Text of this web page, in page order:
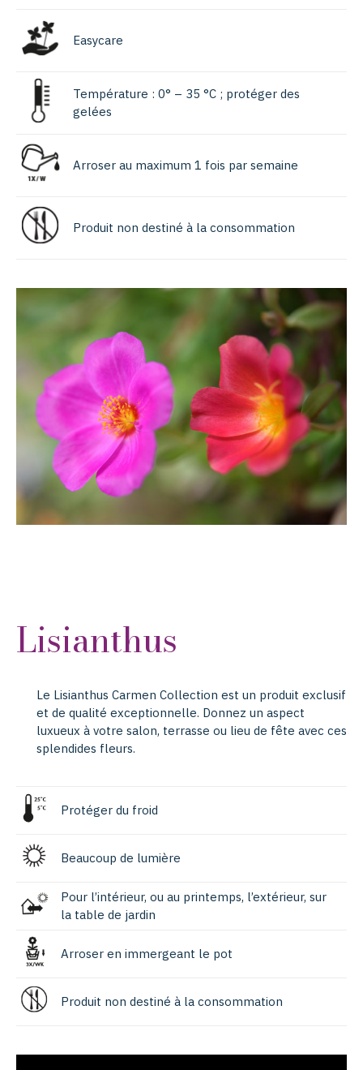
Easycare
Température : 0° – 35 °C ; protéger des
gelées
Arroser au maximum 1 fois par semaine
Produit non destiné à la consommation
Lisianthus
Le Lisianthus Carmen Collection est un produit exclusif
et de qualité exceptionnelle. Donnez un aspect
luxueux à votre salon, terrasse ou lieu de fête avec ces
splendides fleurs.
Protéger du froid
Beaucoup de lumière
Pour l’intérieur, ou au printemps, l’extérieur, sur
la table de jardin
Arroser en immergeant le pot
Produit non destiné à la consommation